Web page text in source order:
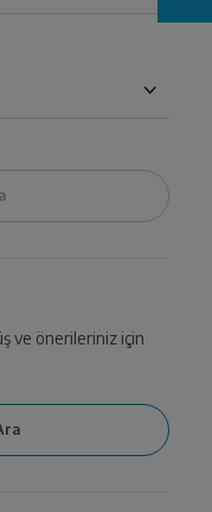
ve önerileriniz için